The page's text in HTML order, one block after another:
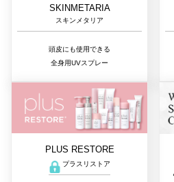
SKINMETARIA
スキンメタリア
頭皮にも使用できる
全身用UVスプレー
PLUS RESTORE
プラスリストア